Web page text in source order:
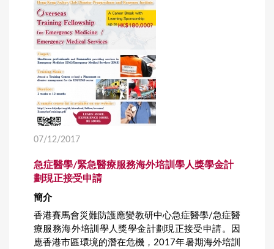
07/12/2017
急症醫學/緊急醫療服務海外培訓學人獎學金計
劃現正接受申請
簡介
香港賽馬會災難防護應變教研中心急症醫學/急症醫
療服務海外培訓學人獎學金計劃現正接受申請。因
應香港市區環境的潛在危機，2017年暑期海外培訓